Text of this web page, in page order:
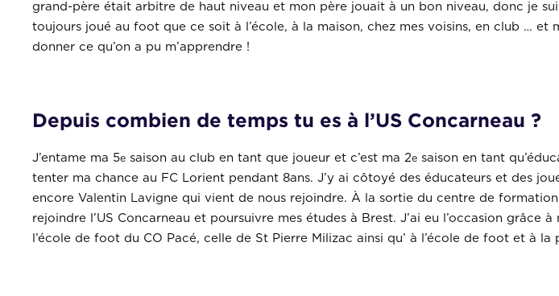
grand-père était arbitre de haut niveau et mon père jouait à un bon niveau, donc je
toujours joué au foot que ce soit à l’école, à la maison, chez mes voisins, en club … et
donner ce qu’on a pu m’apprendre !
Depuis combien de temps tu es à l’US Concarneau ?
J’entame ma 5e saison au club en tant que joueur et c’est ma 2e saison en tant
tenter ma chance au FC Lorient pendant 8ans. J’y ai côtoyé des éducateurs et des
encore Valentin Lavigne qui vient de nous rejoindre. À la sortie du centre de
rejoindre l’US Concarneau et poursuivre mes études à Brest. J’ai eu l’occasion
l’école de foot du CO Pacé, celle de St Pierre Milizac ainsi qu’ à l’école de foot et à